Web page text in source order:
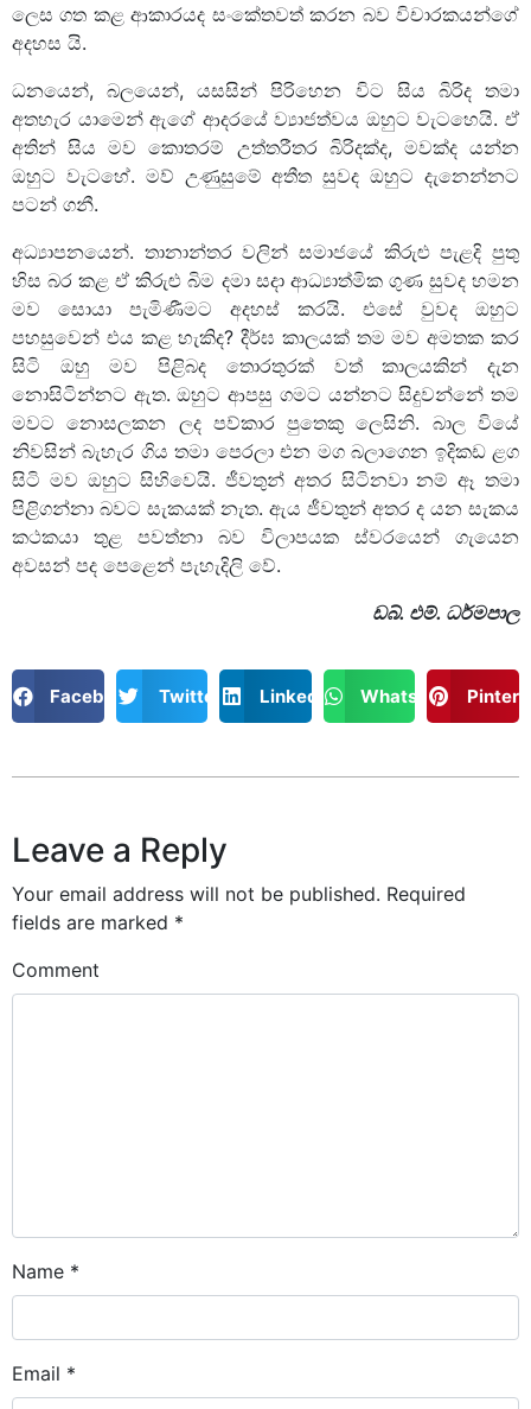
ලෙස ගත කළ ආකාරයද සංකේතවත් කරන බව විචාරකයන්ගේ
අදහස යි.
ධනයෙන්, බලයෙන්, යසසින් පිරිහෙන විට සිය බිරිද තමා
අතහැර යාමෙන් ඇගේ ආදරයේ ව්‍යාජත්වය ඔහුට වැටහෙයි. ඒ
අතින් සිය මව කොතරම් උත්තරීතර බිරිදක්ද, මවක්ද යන්න
ඔහුට වැටහේ. මව් උණුසුමේ අතීත සුවද ඔහුට දැනෙන්නට
පටන් ගනී.
අධ්‍යාපනයෙන්. තානාන්තර වලින් සමාජයේ කිරුළු පැළදි පුතු
හිස බර කළ ඒ කිරුළු බිම දමා සදා ආධ්‍යාත්මික ගුණ සුවද හමන
මව සොයා පැමිණීමට අදහස් කරයි. එසේ වුවද ඔහුට
පහසුවෙන් එය කළ හැකිද? දීර්ඝ කාලයක් තම මව අමතක කර
සිටි ඔහු මව පිළිබද තොරතුරක් වත් කාලයකින් දැන
නොසිටින්නට ඇත. ඔහුට ආපසු ගමට යන්නට සිදුවන්නේ තම
මවට නොසලකන ලද පව්කාර පුතෙකු ලෙසිනි. බාල වියේ
නිවසින් බැහැර ගිය තමා පෙරලා එන මග බලාගෙන ඉදිකඩ ළග
සිටි මව ඔහුට සිහිවෙයි. ජීවතුන් අතර සිටිනවා නම් ඈ තමා
පිළිගන්නා බවට සැකයක් නැත. ඇය ජීවතුන් අතර ද යන සැකය
කථකයා තුළ පවත්නා බව විලාපයක ස්වරයෙන් ගැයෙන
අවසන් පද පෙළෙන් පැහැදිලි වේ.
ඩබ්. එම්. ධර්මපාල
Facebook Twitter LinkedIn WhatsApp
Leave a Reply
Your email address will not be published. Required
fields are marked *
Comment
Name *
Email *